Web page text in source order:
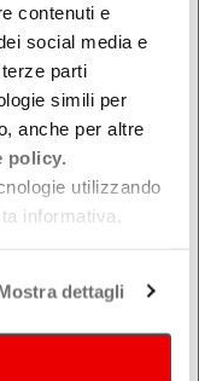
contenuti e
social media e
parti
simili per
anche per altre
policy.
utilizzando
informativa,
dettagli